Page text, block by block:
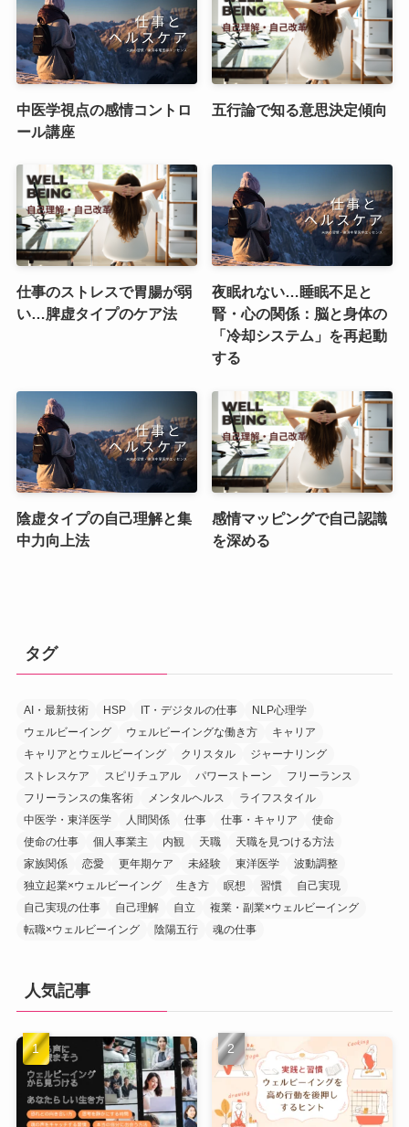
中医学視点の感情コントロ
ール講座
五行論で知る意思決定傾向
仕事のストレスで胃腸が弱
い…脾虚タイプのケア法
夜眠れない…睡眠不足と
腎・心の関係：脳と身体の
「冷却システム」を再起動
する
陰虚タイプの自己理解と集
中力向上法
感情マッピングで自己認識
を深める
タグ
AI・最新技術 HSP IT・デジタルの仕事
NLP心理学
ウェルビーイング
ウェルビーイングな働き方
キャリア
キャリアとウェルビーイング
クリスタル
ジャーナリング
ストレスケア
スピリチュアル パワーストーン
フリーランス
フリーランスの集客術
メンタルヘルス
ライフスタイル
中医学・東洋医学
人間関係 仕事 仕事・キャリア
使命
使命の仕事
個人事業主 内観 天職
天職を見つける方法
家族関係
恋愛 更年期ケア 未経験 東洋医学
波動調整
独立起業×ウェルビーイング
生き方 瞑想 習慣
自己実現
自己実現の仕事
自己理解 自立
複業・副業×ウェルビーイング
転職×ウェルビーイング
陰陽五行 魂の仕事
人気記事